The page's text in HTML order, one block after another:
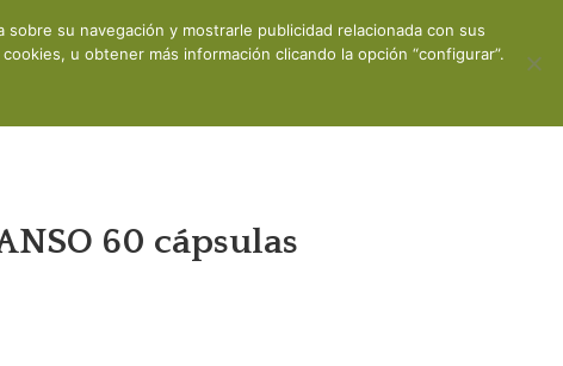
Contacto Mi cuenta
60 cápsulas
su navegación y mostrarle publicidad relacionada con sus
u obtener más información clicando la opción “configurar”.